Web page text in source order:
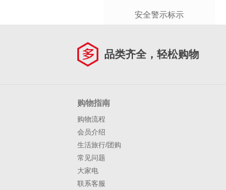
安全警示标示
品类齐全，轻松购物
购物指南
购物流程
会员介绍
生活旅行/团购
常见问题
大家电
联系客服